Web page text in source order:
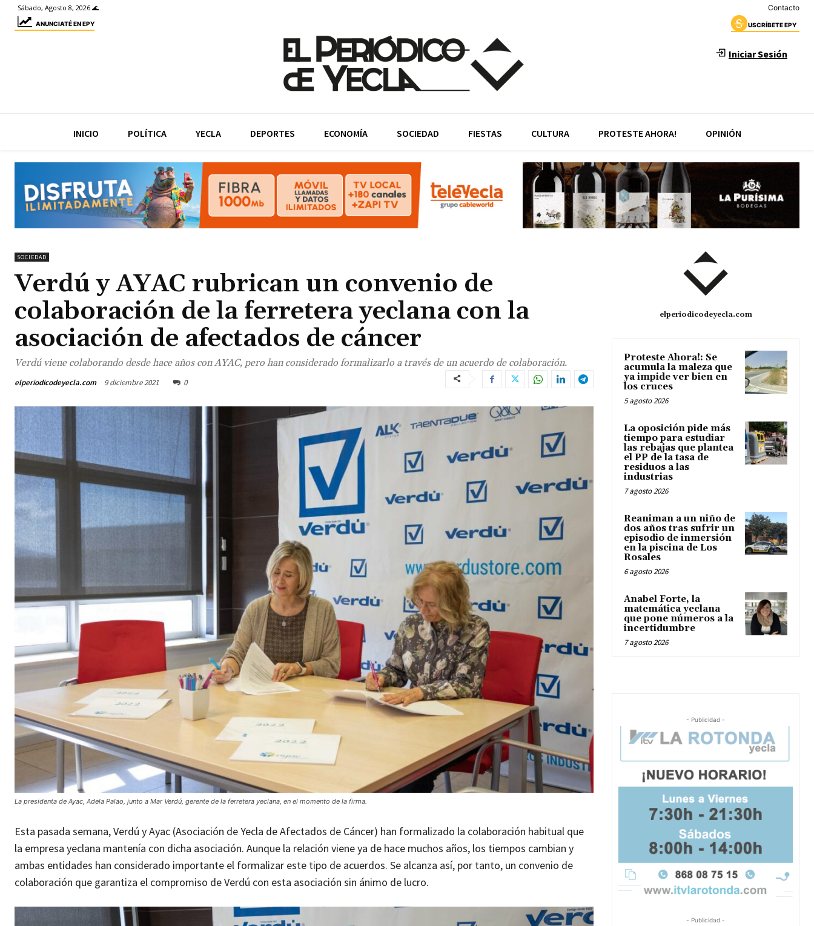
Sábado, Agosto 8, 2026 🌊 Contacto
ANUNCIATÉ EN EPY USCRÍBETE EPY
Iniciar Sesión
INICIO POLÍTICA YECLA DEPORTES ECONOMÍA SOCIEDAD FIESTAS CULTURA PROTESTE AHORA! OPINIÓN
SOCIEDAD
Verdú y AYAC rubrican un convenio de
colaboración de la ferretera yeclana con la
asociación de afectados de cáncer
Verdú viene colaborando desde hace años con AYAC, pero han considerado formalizarlo a través de un acuerdo de colaboración.
elperiodicodeyecla.com 9 diciembre 2021 0
La presidenta de Ayac, Adela Palao, junto a Mar Verdú, gerente de la ferretera yeclana, en el momento de la firma.
Esta pasada semana, Verdú y Ayac (Asociación de Yecla de Afectados de Cáncer) han formalizado la colaboración habitual que
la empresa yeclana mantenía con dicha asociación. Aunque la relación viene ya de hace muchos años, los tiempos cambian y
ambas entidades han considerado importante el formalizar este tipo de acuerdos. Se alcanza así, por tanto, un convenio de
colaboración que garantiza el compromiso de Verdú con esta asociación sin ánimo de lucro.
elperiodicodeyecla.com
Proteste Ahora!: Se
acumula la maleza que
ya impide ver bien en
los cruces
5 agosto 2026
La oposición pide más
tiempo para estudiar
las rebajas que plantea
el PP de la tasa de
residuos a las
industrias
7 agosto 2026
Reaniman a un niño de
dos años tras sufrir un
episodio de inmersión
en la piscina de Los
Rosales
6 agosto 2026
Anabel Forte, la
matemática yeclana
que pone números a la
incertidumbre
7 agosto 2026
- Publicidad -
- Publicidad -